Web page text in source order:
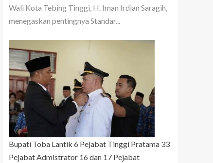
Wali Kota Tebing Tinggi, H. Iman Irdian Saragih,
menegaskan pentingnya Standar...
Bupati Toba Lantik 6 Pejabat Tinggi Pratama 33
Pejabat Admistrator 16 dan 17 Pejabat